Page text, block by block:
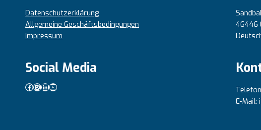
Datenschutzerklärung
Allgemeine Geschäftsbedingungen
Impressum
46446
Social Media
Facebook
Instagram
LinkedIn
YouTube
E-Mail: